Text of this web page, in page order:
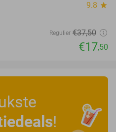
9.8 star
Regulier €37,50
€17,50
!